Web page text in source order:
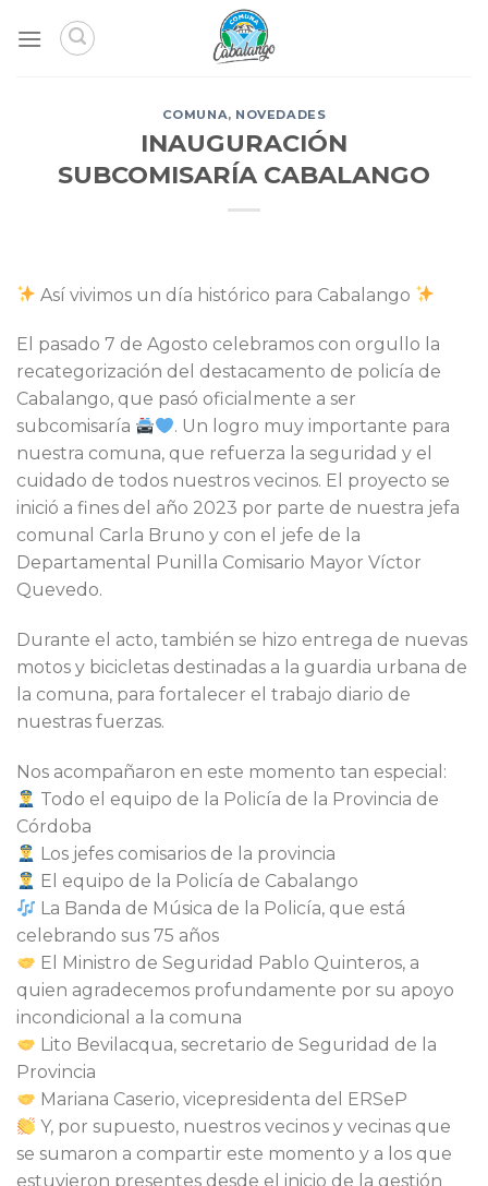
COMUNA, NOVEDADES
INAUGURACIÓN
SUBCOMISARÍA CABALANGO
Así vivimos un día histórico para Cabalango
El pasado 7 de Agosto celebramos con orgullo la
recategorización del destacamento de policía de
Cabalango, que pasó oficialmente a ser
subcomisaría
. Un logro muy importante para
nuestra comuna, que refuerza la seguridad y el
cuidado de todos nuestros vecinos. El proyecto se
inició a fines del año 2023 por parte de nuestra jefa
comunal Carla Bruno y con el jefe de la
Departamental Punilla Comisario Mayor Víctor
Quevedo.
Durante el acto, también se hizo entrega de nuevas
motos y bicicletas destinadas a la guardia urbana de
la comuna, para fortalecer el trabajo diario de
nuestras fuerzas.
Nos acompañaron en este momento tan especial:
Todo el equipo de la Policía de la Provincia de
Córdoba
Los jefes comisarios de la provincia
El equipo de la Policía de Cabalango
La Banda de Música de la Policía, que está
celebrando sus 75 años
El Ministro de Seguridad Pablo Quinteros, a
quien agradecemos profundamente por su apoyo
incondicional a la comuna
Lito Bevilacqua, secretario de Seguridad de la
Provincia
Mariana Caserio, vicepresidenta del ERSeP
Y, por supuesto, nuestros vecinos y vecinas que
se sumaron a compartir este momento y a los que
estuvieron presentes desde el inicio de la gestión